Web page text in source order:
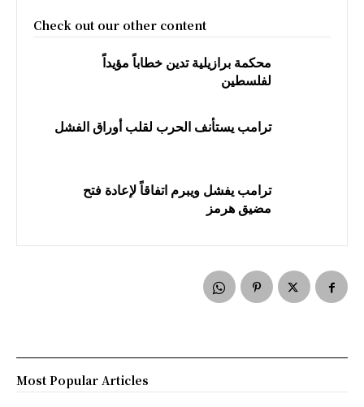
Check out our other content
محكمة برازيلية تدين خطاباً مؤيداً
لفلسطين
ترامب يستأنف الحرب لقلب أوراق الفشل
ترامب يفشل ويبرم اتفاقاً لإعادة فتح
مضيق هرمز
Most Popular Articles